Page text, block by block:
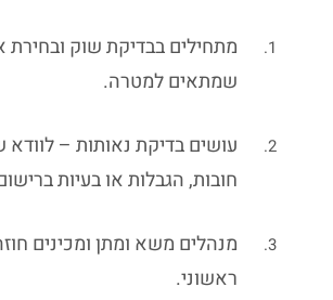
מתחילים בבדיקת שוק ובחירת
שמתאים למטרה.
עושים בדיקת נאותות – לוודא
חובות, הגבלות או בעיות
מנהלים משא ומתן ומכינים
ראשוני.